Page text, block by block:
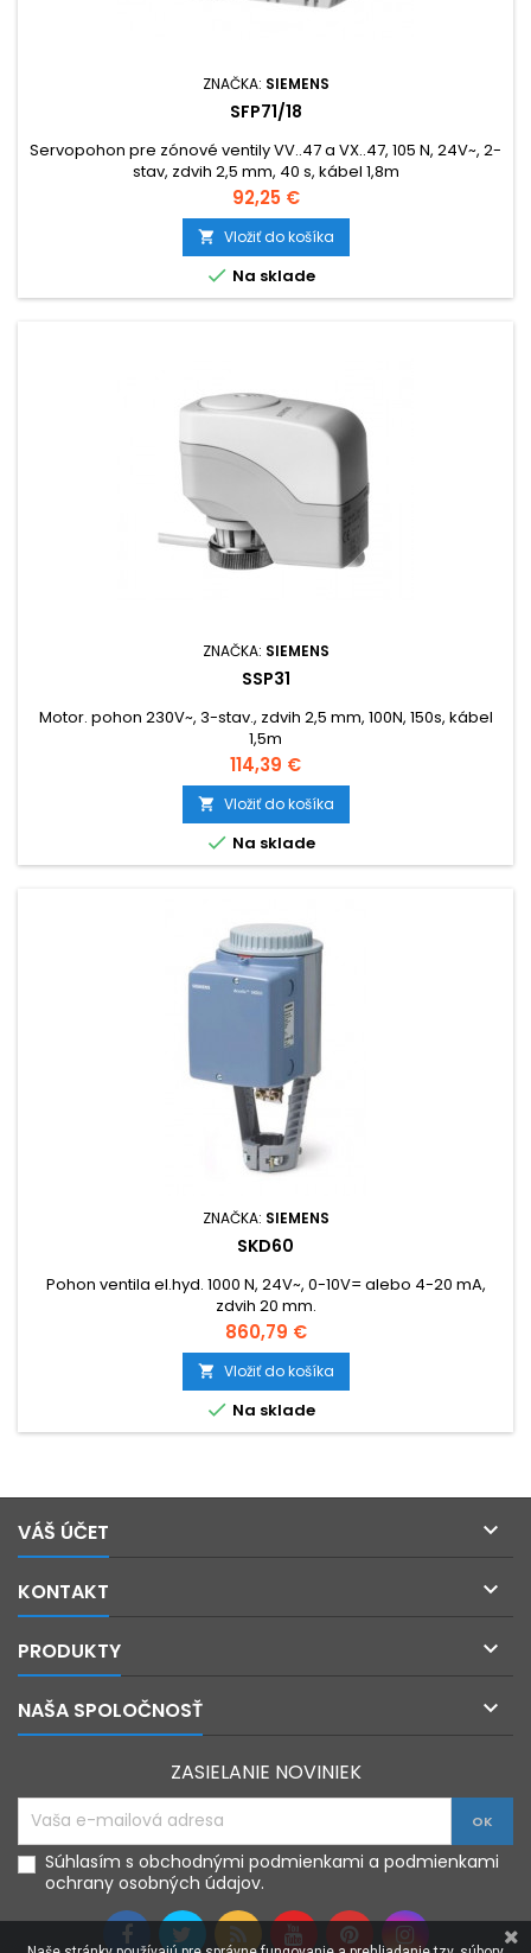
ZNAČKA: SIEMENS
SFP71/18
Servopohon pre zónové ventily VV..47 a VX..47, 105 N, 24V~, 2-
stav, zdvih 2,5 mm, 40 s, kábel 1,8m
Cena
92,25 €
 Vložiť do košíka
 Na sklade
ZNAČKA: SIEMENS
SSP31
Motor. pohon 230V~, 3-stav., zdvih 2,5 mm, 100N, 150s, kábel
1,5m
Cena
114,39 €
 Vložiť do košíka
 Na sklade
ZNAČKA: SIEMENS
SKD60
Pohon ventila el.hyd. 1000 N, 24V~, 0-10V= alebo 4-20 mA,
zdvih 20 mm.
Cena
860,79 €
 Vložiť do košíka
 Na sklade
VÁŠ ÚČET 
KONTAKT 
PRODUKTY 
NAŠA SPOLOČNOSŤ 
ZASIELANIE NOVINIEK
Súhlasím s obchodnými podmienkami a podmienkami
ochrany osobných údajov.